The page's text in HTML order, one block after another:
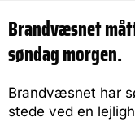
Brandvæsnet
søndag morgen.
Brandvæsnet har
stede ved en